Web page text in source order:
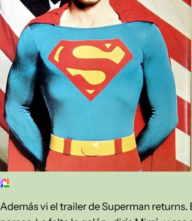
Además vi el trailer de Superman